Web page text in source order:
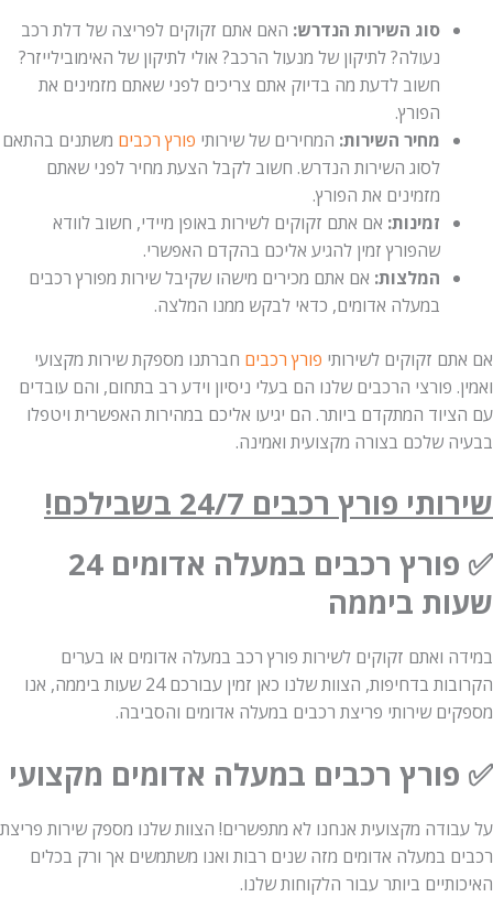
סוג השירות הנדרש:האם אתם זקוקים לפריצה של דלת רכב
נעולה? לתיקון של מנעול הרכב? אולי לתיקון של האימובילייזר?
חשוב לדעת מה בדיוק אתם צריכים לפני שאתם מזמינים את
הפורץ.
מחיר השירות:המחירים של שירותיפורץ רכביםמשתנים בהתאם
לסוג השירות הנדרש. חשוב לקבל הצעת מחיר לפני שאתם
מזמינים את הפורץ.
זמינות:אם אתם זקוקים לשירות באופן מיידי, חשוב לוודא
שהפורץ זמין להגיע אליכם בהקדם האפשרי.
המלצות:אם אתם מכירים מישהו שקיבל שירות מפורץ רכבים
במעלה אדומים, כדאי לבקש ממנו המלצה.
זקוקים לשירותיפורץ רכביםחברתנו מספקת שירות מקצועי
פורצי הרכבים שלנו הם בעלי ניסיון וידע רב בתחום, והם עובדים
המתקדם ביותר. הם יגיעו אליכם במהירות האפשרית ויטפלו
שלכם בצורה מקצועית ואמינה.
פורץ רכבים 24/7 בשבילכם!
✅ פורץ רכבים במעלה אדומים 24
ביממה
ואתם זקוקים לשירות פורץ רכב במעלה אדומים או בערים
הקרובות בדחיפות, הצוות שלנו כאן זמין עבורכם 24 שעות ביממה, אנו
שירותי פריצת רכבים במעלה אדומים והסביבה.
רכבים במעלה אדומים מקצועי
מקצועית אנחנו לא מתפשרים! הצוות שלנו מספק שירות פריצת
במעלה אדומים מזה שנים רבות ואנו משתמשים אך ורק בכלים
ביותר עבור הלקוחות שלנו.